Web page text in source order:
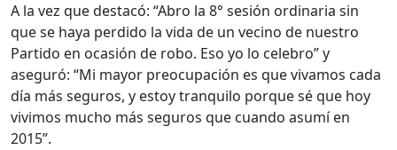
A la vez que destacó: “Abro la 8° sesión ordinaria sin
que se haya perdido la vida de un vecino de nuestro
Partido en ocasión de robo. Eso yo lo celebro” y
aseguró: “Mi mayor preocupación es que vivamos cada
día más seguros, y estoy tranquilo porque sé que hoy
vivimos mucho más seguros que cuando asumí en
2015”.